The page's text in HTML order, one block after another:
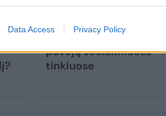
Data Access Privacy Policy
Grėsmių daugėja:
patarė, kaip
apsaugoti vaikus nuo
pavojų socialiniuose
tinkluose